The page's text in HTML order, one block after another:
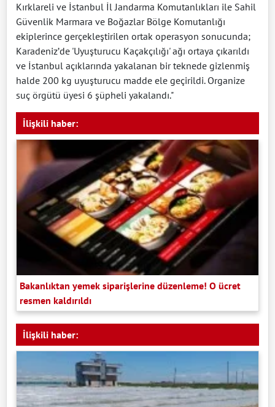
Kırklareli ve İstanbul İl Jandarma Komutanlıkları ile Sahil
Güvenlik Marmara ve Boğazlar Bölge Komutanlığı
ekiplerince gerçekleştirilen ortak operasyon sonucunda;
Karadeniz’de 'Uyuşturucu Kaçakçılığı' ağı ortaya çıkarıldı
ve İstanbul açıklarında yakalanan bir teknede gizlenmiş
halde 200 kg uyuşturucu madde ele geçirildi. Organize
suç örgütü üyesi 6 şüpheli yakalandı."
İlişkili haber:
Bakanlıktan yemek siparişlerine düzenleme! O ücret
resmen kaldırıldı
İlişkili haber: